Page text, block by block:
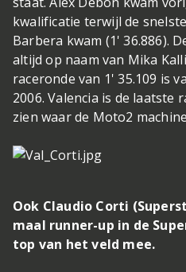
kwalificatie terwijl de
Barbera kwam (1' 36.886).
altijd op naam van Mika
raceronde van 1' 35.109 is
2006. Valencia is de laatste
zien waar de Moto2
Ook Claudio Corti
maal runner-up in de
top van het veld mee.